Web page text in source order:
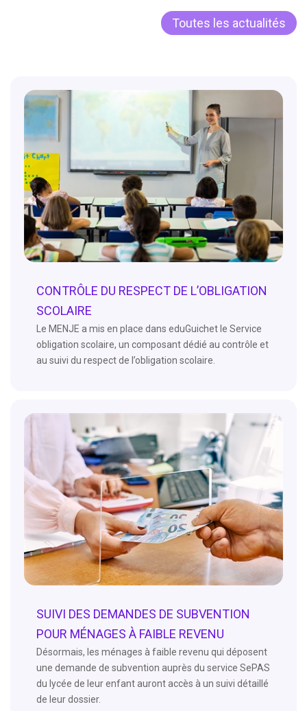
Toutes les actualités
CONTRÔLE DU RESPECT DE L’OBLIGATION
SCOLAIRE
Le MENJE a mis en place dans eduGuichet le Service
obligation scolaire, un composant dédié au contrôle et
au suivi du respect de l’obligation scolaire.
SUIVI DES DEMANDES DE SUBVENTION
POUR MÉNAGES À FAIBLE REVENU
Désormais, les ménages à faible revenu qui déposent
une demande de subvention auprès du service SePAS
du lycée de leur enfant auront accès à un suivi détaillé
de leur dossier.